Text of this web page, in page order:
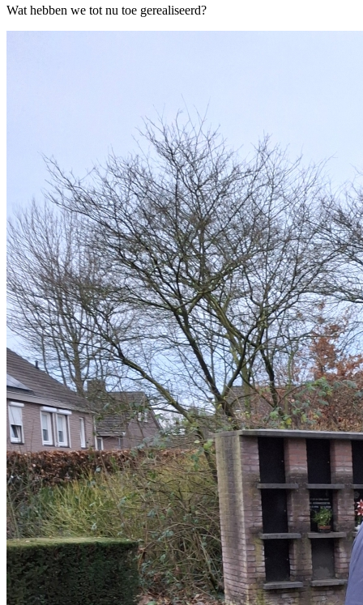
Wat hebben we tot nu toe gerealiseerd?